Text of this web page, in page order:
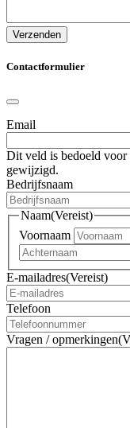
Verzenden
Contactformulier
Email
Dit veld is bedoeld voor
gewijzigd.
Bedrijfsnaam
Naam(Vereist)
Voornaam
E-mailadres(Vereist)
Telefoon
Vragen / opmerkingen